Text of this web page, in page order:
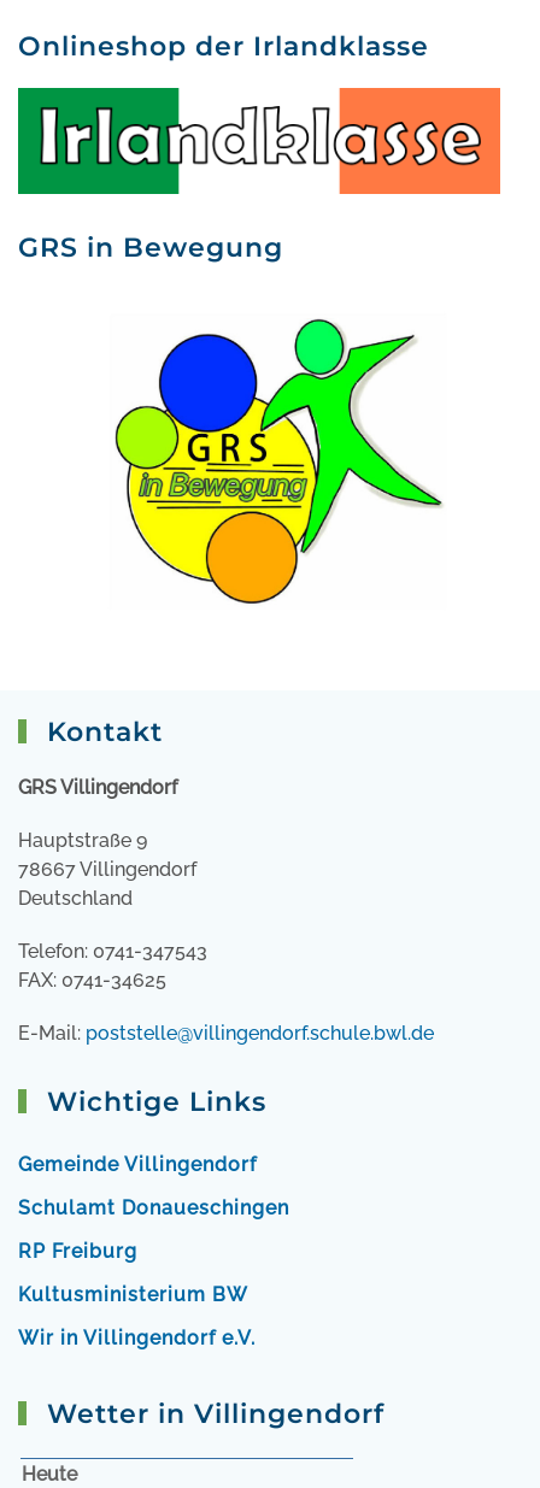
Onlineshop der Irlandklasse
GRS in Bewegung
Kontakt
GRS Villingendorf
Hauptstraße 9
78667 Villingendorf
Deutschland
Telefon: 0741-347543
FAX: 0741-34625
E-Mail: poststelle@villingendorf.schule.bwl.de
Wichtige Links
Gemeinde Villingendorf
Schulamt Donaueschingen
RP Freiburg
Kultusministerium BW
Wir in Villingendorf e.V.
Wetter in Villingendorf
Heute